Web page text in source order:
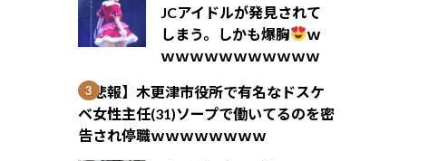
JCアイドルが発見されて
しまう。しかも爆胸
ｗ
ｗｗｗｗｗｗｗｗｗｗｗ
【悲報】木更津市役所で有名なドスケ
ベ女性主任(31)ソープで働いてるのを密
告され停職ｗｗｗｗｗｗｗｗ